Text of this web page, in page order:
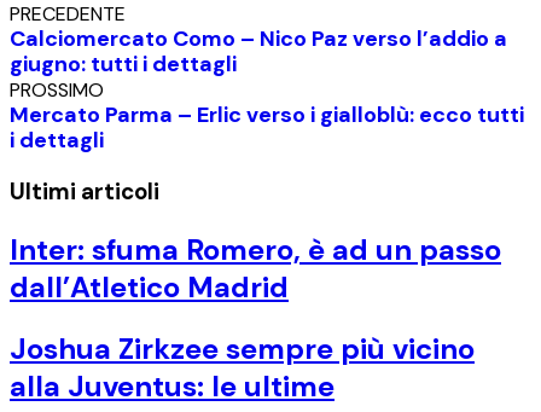
PRECEDENTE
Calciomercato Como – Nico Paz verso l’addio a
giugno: tutti i dettagli
PROSSIMO
Mercato Parma – Erlic verso i gialloblù: ecco tutti
i dettagli
Ultimi articoli
Inter: sfuma Romero, è ad un passo
dall’Atletico Madrid
Joshua Zirkzee sempre più vicino
alla Juventus: le ultime